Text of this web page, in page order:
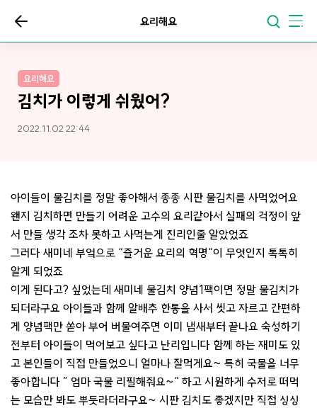
요리해요
요리해요
김치가 이렇게 쉬웠어?
2022.11.02 22:44
아이들이 물김치를 정말 좋아해서 종종 시판 물김치를 사먹었어요
왠지 김치하면 만들기 어려운 고수의 요리같아서 실패의 걱정이 앞
서 만들 생각 조차 못하고 사먹는게 진리인줄 알았었죠
그러다 새미네 부엌으로 “즐거운 요리의 혁명“이 무엇인지 톡톡히
알게 되었죠
이게 된다고? 싶었는데 새미네 물김치 양념1팩이면 정말 물김치가
되더라구요 아이들과 함께 알배추 한통을 사서 씻고 자르고 간편하
게 양념팩만 쏟아 부어 버물여주면 이미 냄새부터 끝나요 숙성하기
전부터 아이들이 먹어보고 싶다고 난리입니다 함께 하는 재미도 있
고 본인들이 직접 만들었으니 얼마나 잘먹게요~ 특히 국물을 너무
좋아합니다 ” 엄마 국물 리필해줘요~“ 하고 시원하게 수저로 떠먹
는 모습만 봐도 뿌듯라더라구요~ 시판 김치도 좋겠지만 직접 싱싱